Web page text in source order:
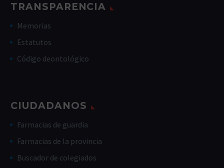
TRANSPARENCIA
Memorias
Estatutos
Código deontológico
CIUDADANOS
Farmacias de guardia
Farmacias de la provincia
Buscador de colegiados